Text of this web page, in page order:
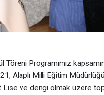
Töreni Programımız
Alaplı Milli Eğitim
Lise ve dengi olmak üzere